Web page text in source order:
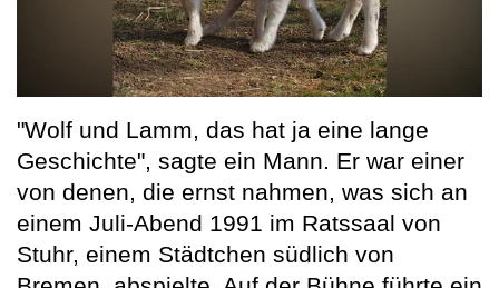
"Wolf und Lamm, das hat ja eine lange
Geschichte", sagte ein Mann. Er war einer
von denen, die ernst nahmen, was sich an
einem Juli-Abend 1991 im Ratssaal von
Stuhr, einem Städtchen südlich von